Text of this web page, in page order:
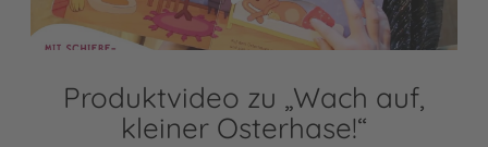
Produktvideo zu „Wach auf,
kleiner Osterhase!“